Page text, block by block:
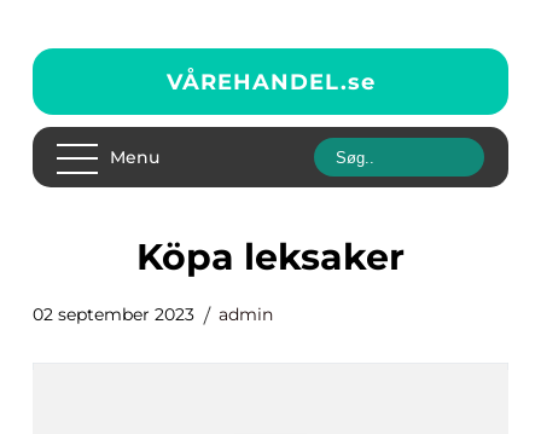
VÅREHANDEL.se
Menu
köpa leksaker
02 september 2023 admin